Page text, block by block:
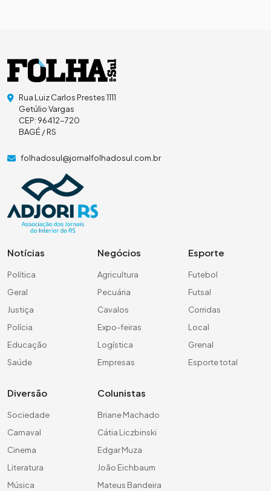
Rua Luiz Carlos Prestes 1111
Getúlio Vargas
CEP: 96412-720
BAGÉ / RS
folhadosul@jornalfolhadosul.com.br
Notícias
Política
Geral
Justiça
Polícia
Educação
Saúde
Negócios
Agricultura
Pecuária
Cavalos
Expo-feiras
Logística
Empresas
Esporte
Futebol
Futsal
Corridas
Local
Grenal
Esporte total
Diversão
Sociedade
Carnaval
Cinema
Literatura
Música
Colunistas
Briane Machado
Cátia Liczbinski
Edgar Muza
João Eichbaum
Mateus Bandeira